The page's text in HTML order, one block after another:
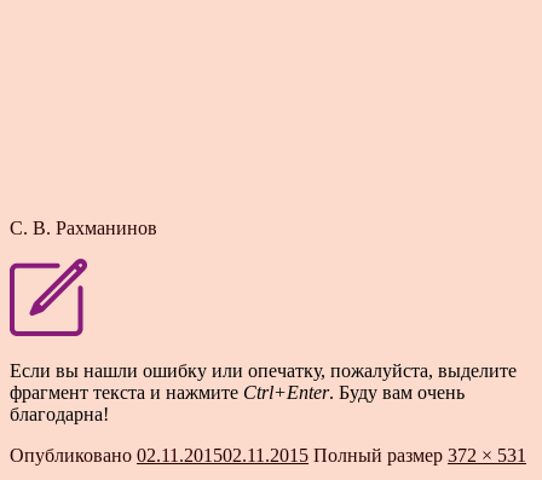
С. В. Рахманинов
Если вы нашли ошибку или опечатку, пожалуйста, выделите
фрагмент текста и нажмите Ctrl+Enter. Буду вам очень
благодарна!
Опубликовано 02.11.201502.11.2015 Полный размер 372 × 531